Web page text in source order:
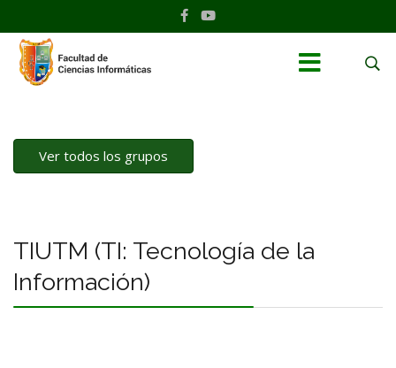
Ver todos los grupos
TIUTM (TI: Tecnología de la
Información)